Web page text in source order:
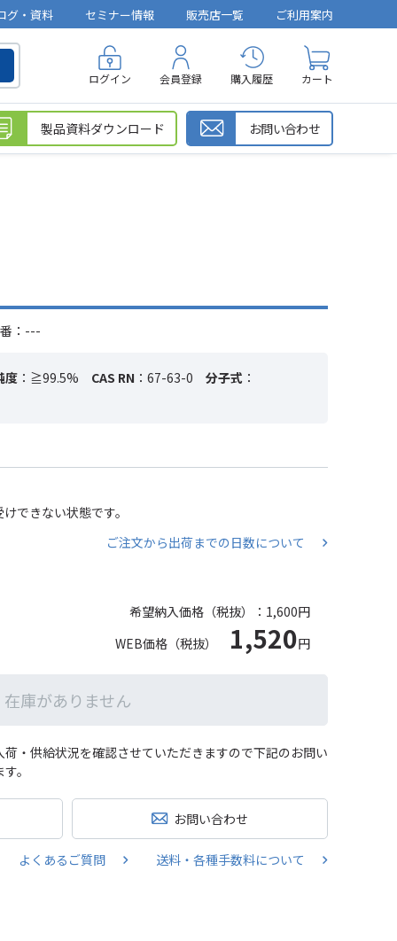
グ・資料 セミナー情報 販売店一覧 ご利用案内
ログイン 会員登録 購入履歴 カート
製品資料ダウンロード お問い合わせ
：---
度 ：≧99.5% CAS RN ：67-63-0 分子式 ：
できない状態です。
ご注文から出荷までの日数について
希望納入価格（税抜）： 1,600円
WEB価格（税抜） 1,520円
在庫がありません
・供給状況を確認させていただきますので下記のお問い
。
お問い合わせ
よくあるご質問 送料・各種手数料について